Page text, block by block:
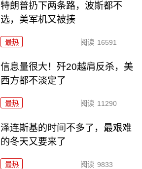
特朗普扔下两条路，波斯都不
选，美军机又被揍
最热 阅读 16591
信息量很大！歼20越肩反杀，美
西方都不淡定了
最热 阅读 11290
泽连斯基的时间不多了，最艰难
的冬天又要来了
最热 阅读 9833